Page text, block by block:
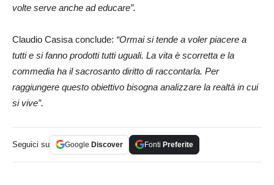
volte serve anche ad educare”.
Claudio Casisa conclude: “Ormai si tende a voler piacere a
tutti e si fanno prodotti tutti uguali. La vita è scorretta e la
commedia ha il sacrosanto diritto di raccontarla. Per
raggiungere questo obiettivo bisogna analizzare la realtà in cui
si vive”.
Seguici su Google Discover Fonti Preferite